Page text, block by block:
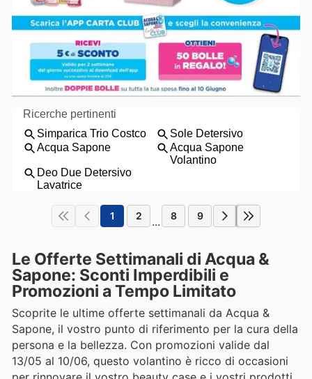
1 2 ... 8 9
Le Offerte Settimanali di Acqua &
Sapone: Sconti Imperdibili e
Promozioni a Tempo Limitato
Scoprite le ultime offerte settimanali da Acqua &
Sapone, il vostro punto di riferimento per la cura della
persona e la bellezza. Con promozioni valide dal
13/05 al 10/06, questo volantino è ricco di occasioni